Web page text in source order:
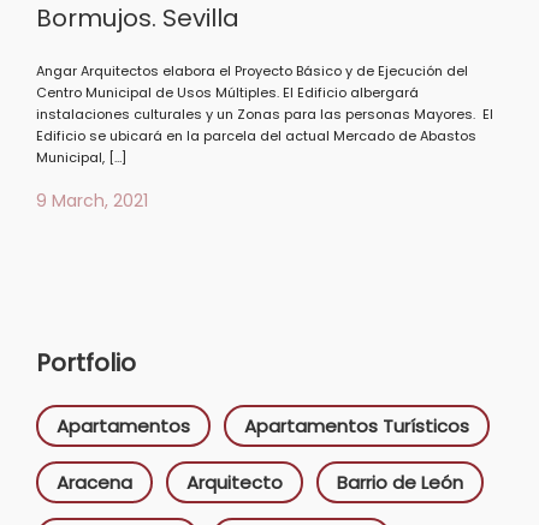
Bormujos. Sevilla
Angar Arquitectos elabora el Proyecto Básico y de Ejecución del
Centro Municipal de Usos Múltiples. El Edificio albergará
instalaciones culturales y un Zonas para las personas Mayores. El
Edificio se ubicará en la parcela del actual Mercado de Abastos
Municipal, […]
9 March, 2021
Portfolio
Apartamentos Apartamentos Turísticos
Aracena Arquitecto Barrio de León